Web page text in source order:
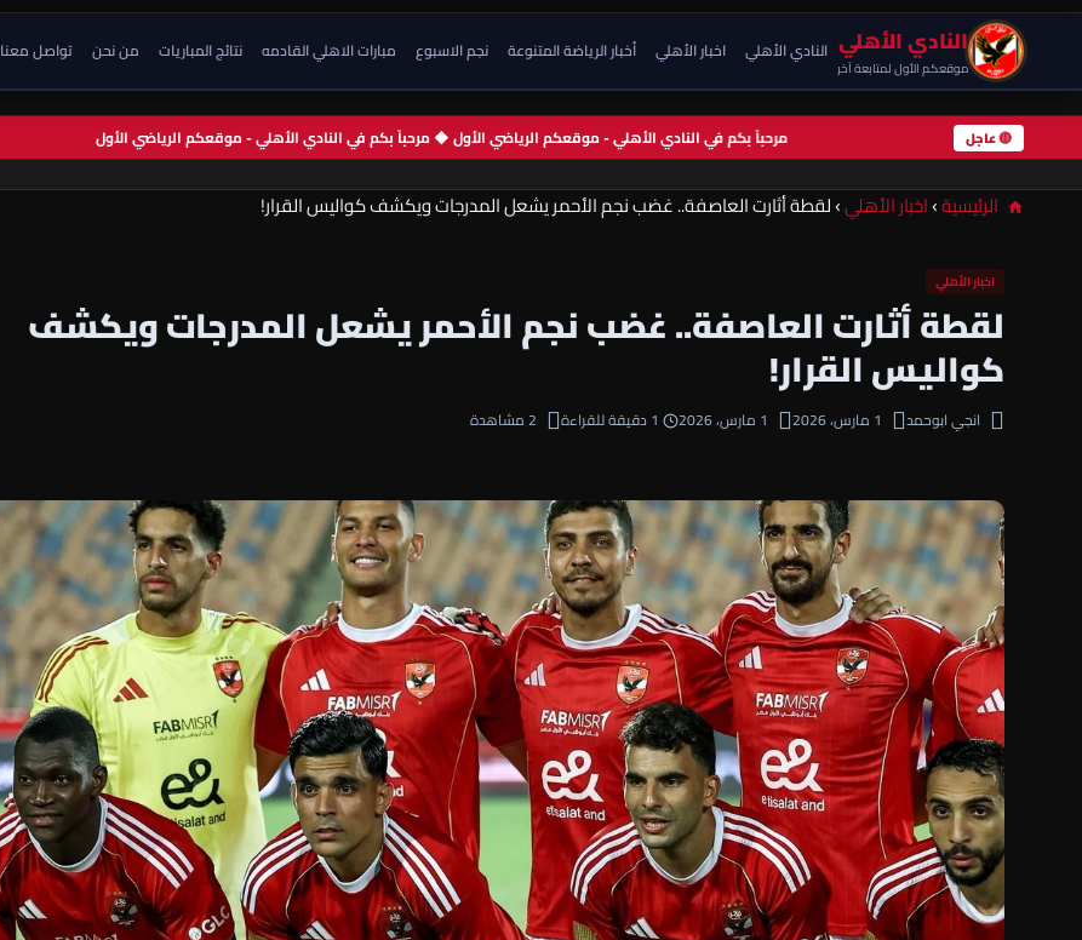
النادي الأهلي
موقعكم الأول لمتابعة آخر
النادي الأهلي اخبار الأهلي أخبار الرياضة المتنوعة نجم الاسبوع مبارات الاهلي القادمه نتائج المباريات من نحن تواصل معنا
🔴 عاجل مرحباً بكم في النادي الأهلي - موقعكم الرياضي الأول ◆ مرحباً بكم في النادي الأهلي - موقعكم الرياضي الأول
الرئيسية›اخبار الأهلي›لقطة أثارت العاصفة.. غضب نجم الأحمر يشعل المدرجات ويكشف كواليس القرار!
اخبار الأهلي
لقطة أثارت العاصفة.. غضب نجم الأحمر يشعل المدرجات ويكشف
كواليس القرار!
انجي ابوحمد 1 مارس، 2026 1 مارس، 2026 1 دقيقة للقراءة 2 مشاهدة